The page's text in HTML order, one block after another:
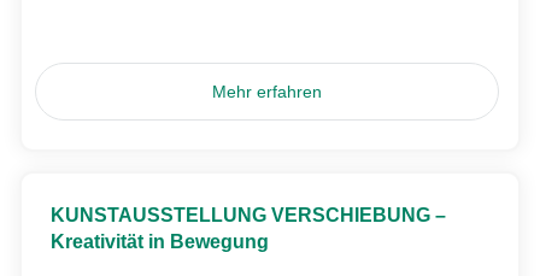
Mehr erfahren
KUNSTAUSSTELLUNG VERSCHIEBUNG –
Kreativität in Bewegung